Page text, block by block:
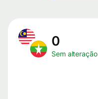
0
Sem alteração